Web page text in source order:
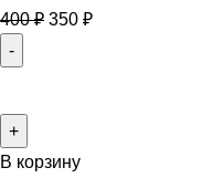
400₽ 350 ₽
В корзину